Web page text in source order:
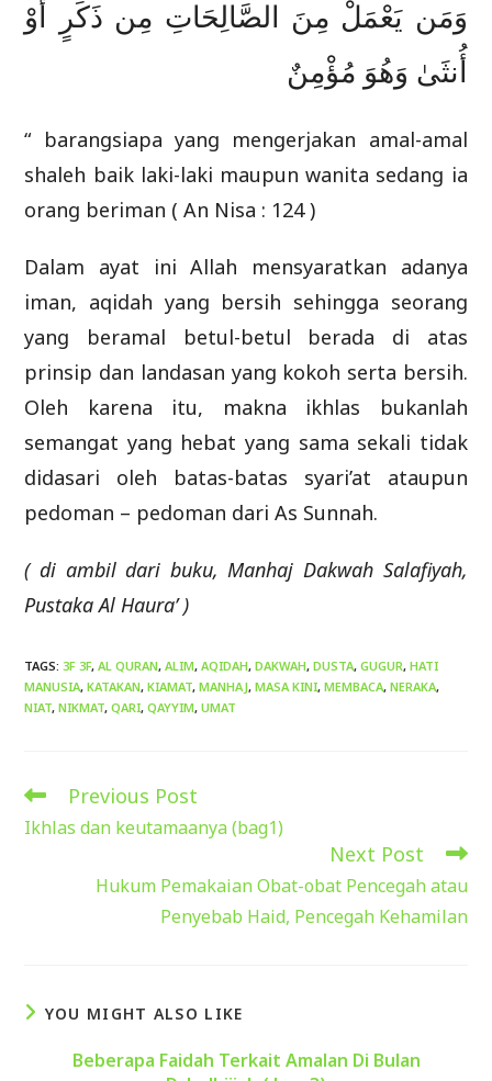
وَمَن يَعْمَلْ مِنَ الصَّالِحَاتِ مِن ذَكَرٍ أَوْ
أُنثَىٰ وَهُوَ مُؤْمِنٌ
“ barangsiapa yang mengerjakan amal-amal
shaleh baik laki-laki maupun wanita sedang ia
orang beriman ( An Nisa : 124 )
Dalam ayat ini Allah mensyaratkan adanya
iman, aqidah yang bersih sehingga seorang
yang beramal betul-betul berada di atas
prinsip dan landasan yang kokoh serta bersih.
Oleh karena itu, makna ikhlas bukanlah
semangat yang hebat yang sama sekali tidak
didasari oleh batas-batas syari’at ataupun
pedoman – pedoman dari As Sunnah.
( di ambil dari buku, Manhaj Dakwah Salafiyah,
Pustaka Al Haura’ )
TAGS:3F 3F, AL QURAN, ALIM, AQIDAH, DAKWAH, DUSTA, GUGUR, HATI
MANUSIA, KATAKAN, KIAMAT, MANHAJ, MASA KINI, MEMBACA, NERAKA,
NIAT, NIKMAT, QARI, QAYYIM, UMAT
Read
articles
Previous Post
Ikhlas dan keutamaanya (bag1)
Next Post
Hukum Pemakaian Obat-obat Pencegah atau
Penyebab Haid, Pencegah Kehamilan
YOU MIGHT ALSO LIKE
Beberapa Faidah Terkait Amalan Di Bulan